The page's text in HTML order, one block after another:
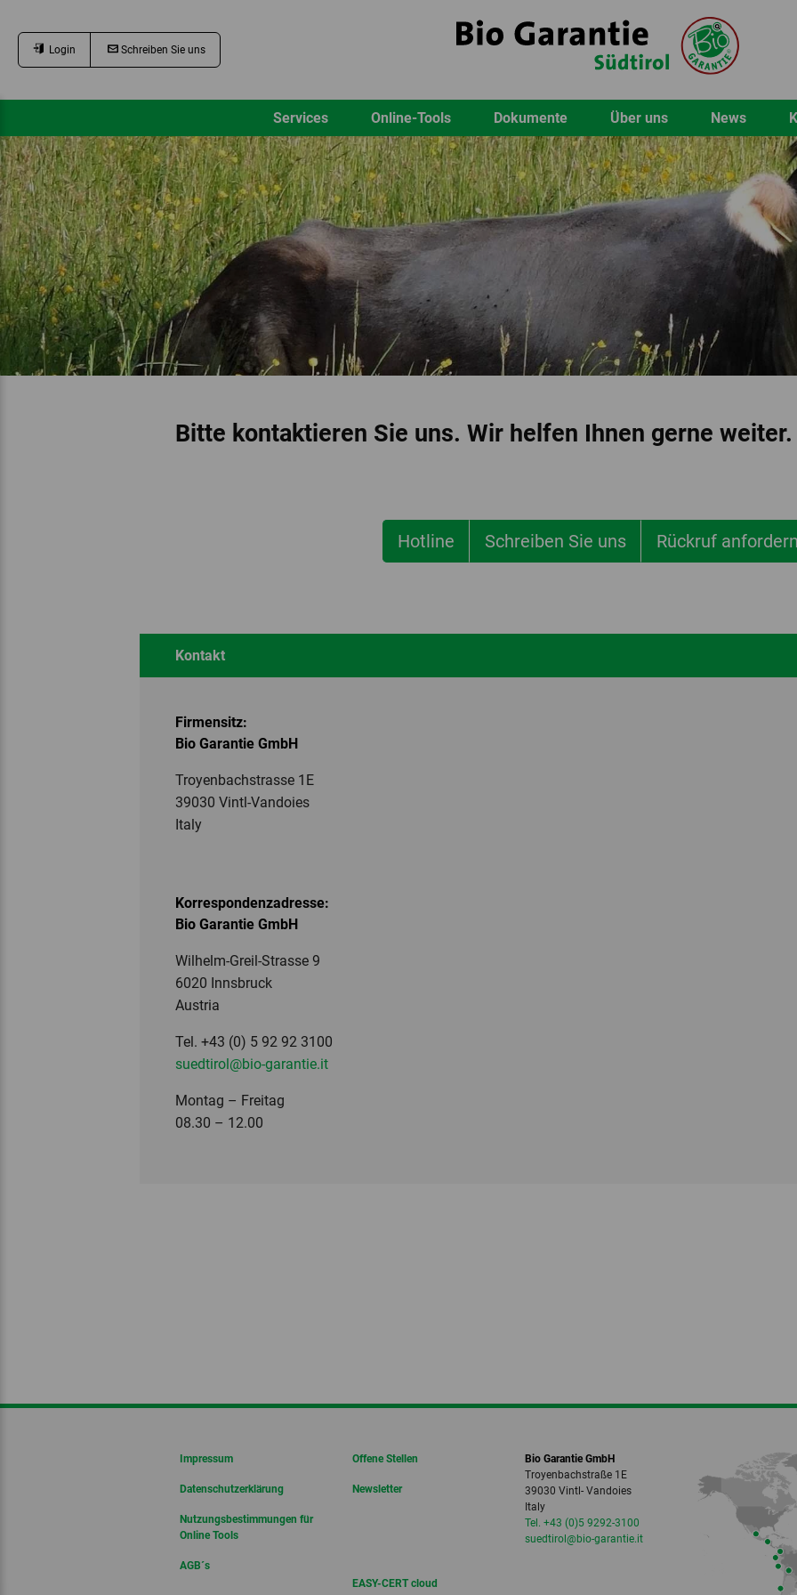
Login Schreiben Sie uns
Services Online-Tools Dokumente Über uns News
Bitte kontaktieren Sie uns. Wir helfen Ihnen gerne weiter.
Hotline Schreiben Sie uns Rückruf
Kontakt
Firmensitz:
Bio Garantie GmbH
Troyenbachstrasse 1E
39030 Vintl-Vandoies
Italy
Korrespondenzadresse:
Bio Garantie GmbH
Wilhelm-Greil-Strasse 9
6020 Innsbruck
Austria
Tel. +43 (0) 5 92 92 3100
suedtirol@bio-garantie.it
Montag – Freitag
08.30 – 12.00
Impressum
Datenschutzerklärung
Nutzungsbestimmungen für
Online Tools
AGB´s
Offene Stellen
Newsletter
EASY-CERT cloud
Bio Garantie GmbH
Troyenbachstraße 1E
39030 Vintl- Vandoies
Italy
Tel. +43 (0)5 9292-3100
suedtirol@bio-garantie.it